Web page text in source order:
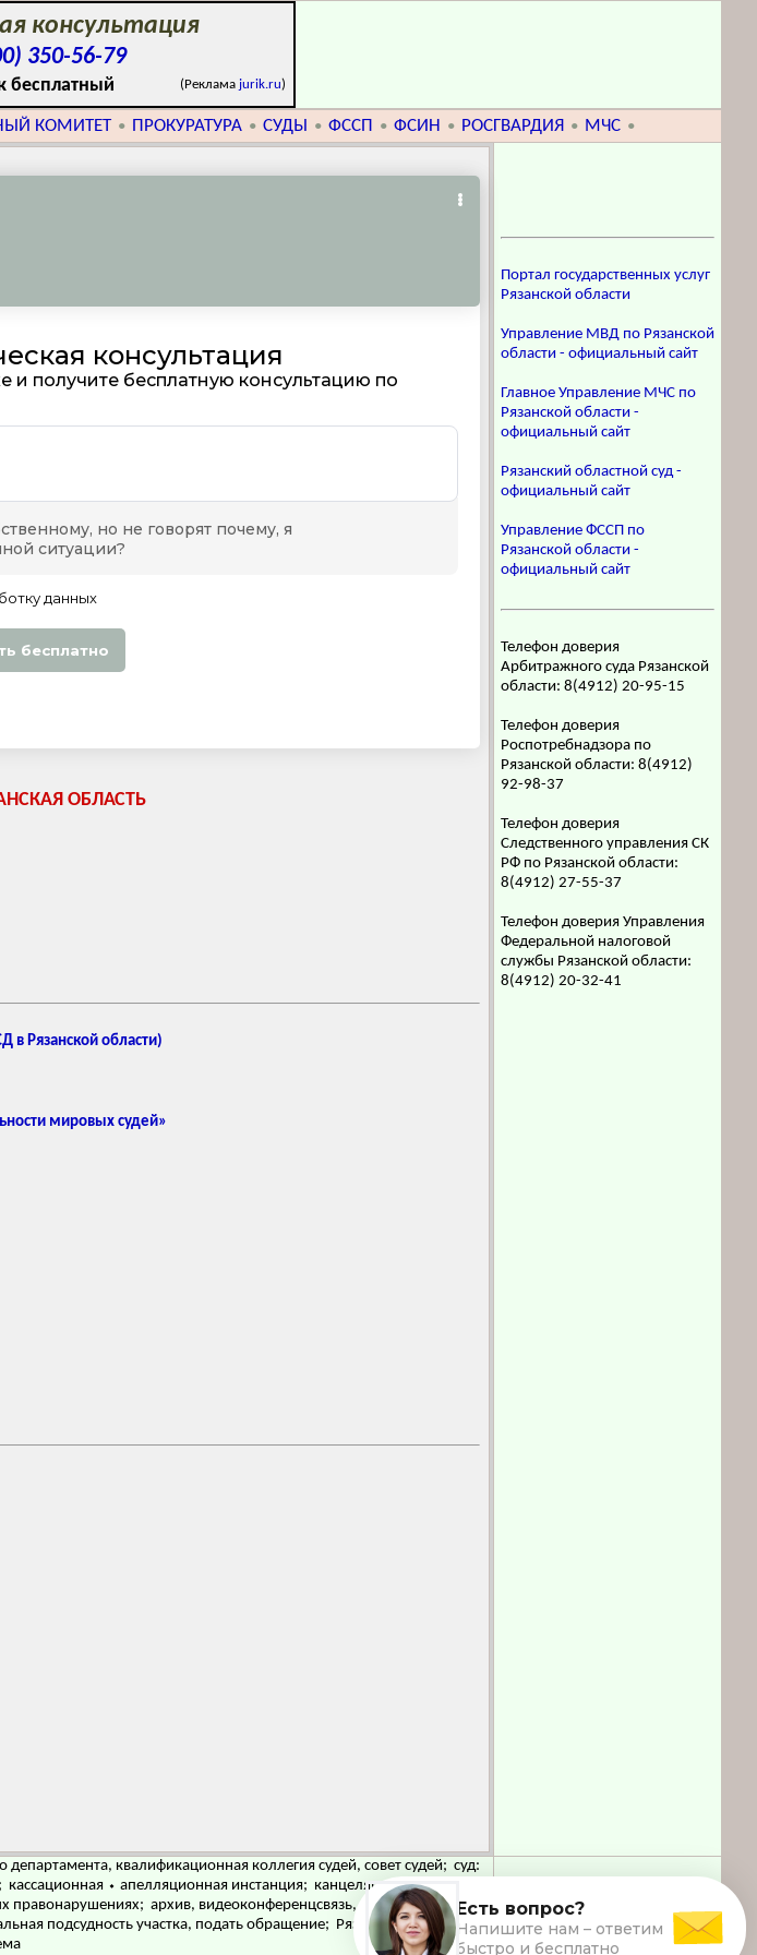
консультация
350-56-79
бесплатный (Реклама jurik.ru)
КОМИТЕТ • ПРОКУРАТУРА • СУДЫ • ФССП • ФСИН • РОСГВАРДИЯ • МЧС •
ОБЛАСТЬ
в Рязанской области)
мировых судей»
Портал государственных услуг
Рязанской области
Управление МВД по Рязанской
области - официальный сайт
Главное Управление МЧС по
Рязанской области -
официальный сайт
Рязанский областной суд -
официальный сайт
Управление ФССП по
Рязанской области -
официальный сайт
Телефон доверия
Арбитражного суда Рязанской
области: 8(4912) 20-95-15
Телефон доверия
Роспотребнадзора по
Рязанской области: 8(4912)
92-98-37
Телефон доверия
Следственного управления СК
РФ по Рязанской области:
8(4912) 27-55-37
Телефон доверия Управления
Федеральной налоговой
службы Рязанской области:
8(4912) 20-32-41
квалификационная коллегия судей, совет судей; суд:
⬩ апелляционная инстанция; канцелярия: гражданские
правонарушениях; архив, видеоконференцсвязь, пресс-служба;
подсудность участка, подать обращение; Рязанская область, г.